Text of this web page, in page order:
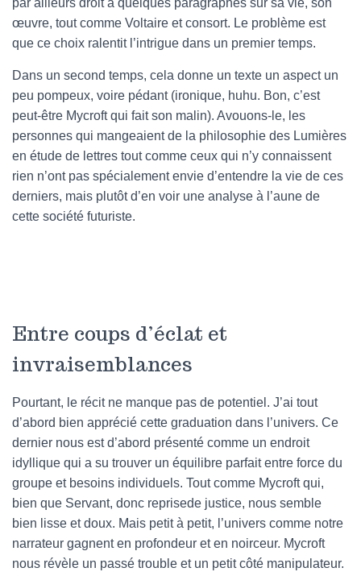
par ailleurs droit à quelques paragraphes sur sa vie, son
œuvre, tout comme Voltaire et consort. Le problème est
que ce choix ralentit l’intrigue dans un premier temps.
Dans un second temps, cela donne un texte un aspect un
peu pompeux, voire pédant (ironique, huhu. Bon, c’est
peut-être Mycroft qui fait son malin). Avouons-le, les
personnes qui mangeaient de la philosophie des Lumières
en étude de lettres tout comme ceux qui n’y connaissent
rien n’ont pas spécialement envie d’entendre la vie de ces
derniers, mais plutôt d’en voir une analyse à l’aune de
cette société futuriste.
Entre coups d’éclat et
invraisemblances
Pourtant, le récit ne manque pas de potentiel. J’ai tout
d’abord bien apprécié cette graduation dans l’univers. Ce
dernier nous est d’abord présenté comme un endroit
idyllique qui a su trouver un équilibre parfait entre force du
groupe et besoins individuels. Tout comme Mycroft qui,
bien que Servant, donc reprisede justice, nous semble
bien lisse et doux. Mais petit à petit, l’univers comme notre
narrateur gagnent en profondeur et en noirceur. Mycroft
nous révèle un passé trouble et un petit côté manipulateur.